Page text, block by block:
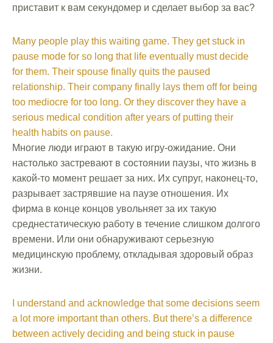
приставит к вам секундомер и сделает выбор за вас?
Many people play this waiting game. They get stuck in
pause mode for so long that life eventually must decide
for them. Their spouse finally quits the paused
relationship. Their company finally lays them off for being
too mediocre for too long. Or they discover they have a
serious medical condition after years of putting their
health habits on pause.
Многие люди играют в такую игру-ожидание. Они
настолько застревают в состоянии паузы, что жизнь в
какой-то момент решает за них. Их супруг, наконец-то,
разрывает застрявшие на паузе отношения. Их
фирма в конце концов увольняет за их такую
среднестатическую работу в течение слишком долгого
времени. Или они обнаруживают серьезную
медицинскую проблему, откладывая здоровый образ
жизни.
I understand and acknowledge that some decisions seem
a lot more important than others. But there’s a difference
between actively deciding and being stuck in pause